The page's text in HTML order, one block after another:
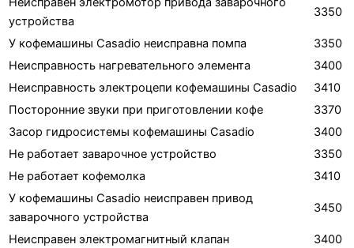
устройства
3350
У кофемашины Casadio неисправна помпа
3350
Неисправность нагревательного элемента
3400
Неисправность электроцепи кофемашины Casadio
3410
Посторонние звуки при приготовлении кофе
3370
Засор гидросистемы кофемашины Casadio
3400
Не работает заварочное устройство
3350
Не работает кофемолка
3410
У кофемашины Casadio неисправен привод
заварочного устройства
3450
Неисправен электромагнитный клапан
3400